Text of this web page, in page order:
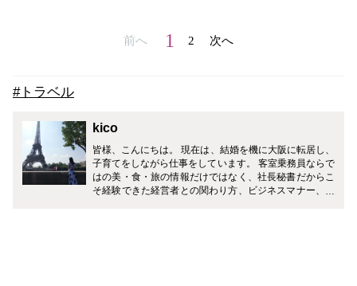
前へ 1 2 次へ
#トラベル
kico
皆様、こんにちは。 現在は、結婚を機に大阪に転居し、
子育てをしながら仕事をしています。 客室乗務員ならで
はの美・食・旅の情報だけではなく、社長秘書だからこ
そ経験できた経営者との関わり方、ビジネスマナー、ギ